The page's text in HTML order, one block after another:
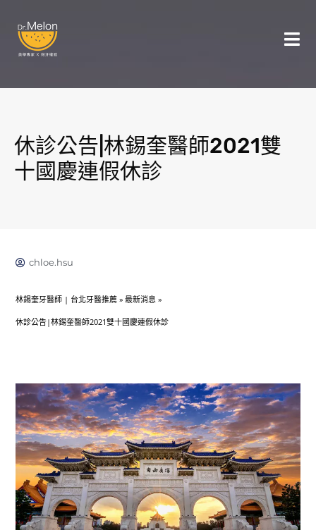
休診公告|林錫奎醫師2021雙
十國慶連假休診
chloe.hsu
林錫奎牙醫師 | 台北牙醫推薦 » 最新消息 »
休診公告|林錫奎醫師2021雙十國慶連假休診